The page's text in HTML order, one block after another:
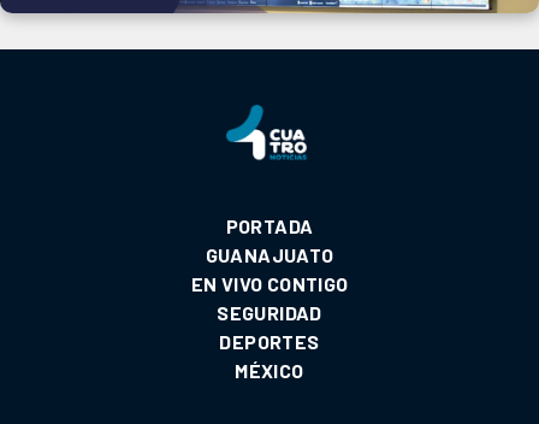
PORTADA
GUANAJUATO
EN VIVO CONTIGO
SEGURIDAD
DEPORTES
MÉXICO